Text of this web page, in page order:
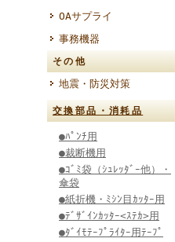
OAサプライ
事務機器
その他
地震・防災対策
交換部品・消耗品
●ﾊﾟﾝﾁ用
●裁断機用
●ｺﾞﾐ袋（ｼｭﾚｯﾀﾞｰ他）・
傘袋
●紙折機・ﾐｼﾝ目ｶｯﾀｰ用
●ﾃﾞｻﾞｲﾝｶｯﾀｰ<ｽﾃｶ>用
●ﾀﾞｲﾓﾃｰﾌﾟﾗｲﾀｰ用ﾃｰﾌﾟ